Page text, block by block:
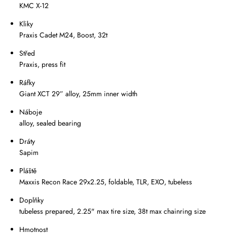
KMC X-12
Kliky
Praxis Cadet M24, Boost, 32t
Střed
Praxis, press fit
Ráfky
Giant XCT 29” alloy, 25mm inner width
Náboje
alloy, sealed bearing
Dráty
Sapim
Pláště
Maxxis Recon Race 29x2.25, foldable, TLR, EXO, tubeless
Doplňky
tubeless prepared, 2.25" max tire size, 38t max chainring size
Hmotnost